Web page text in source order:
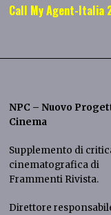
Call My Agent-Italia
NPC – Nuovo
Cinema
Supplemento di
cinematografica di
Frammenti Rivista.
Direttore